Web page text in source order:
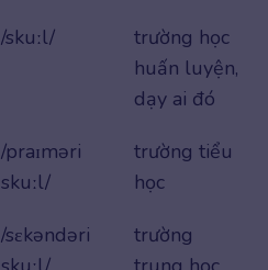
/skuːl/
trường học
huấn luyện,
dạy ai đó
/praɪməri
skuːl/
trường tiểu
học
/sɛkəndəri
trường